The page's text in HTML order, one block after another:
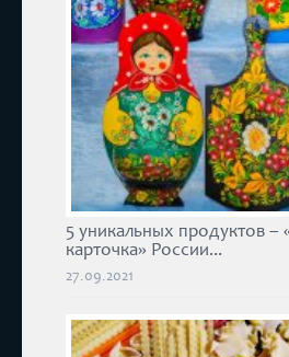
5 уникальных продуктов –
карточка» России...
27.09.2021